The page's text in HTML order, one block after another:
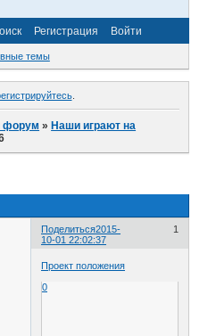
Регистрация Войти
темы
.
форум »Наши играют на
Поделиться 1
2015-
10-01 22:02:37
Проект положения
0